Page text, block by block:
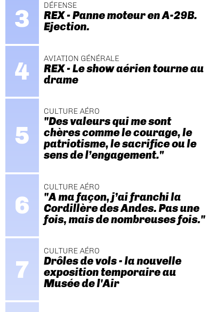
DÉFENSE
REX - Panne moteur en A-29B.
Ejection.
AVIATION GÉNÉRALE
REX - Le show aérien tourne au
drame
CULTURE AÉRO
"Des valeurs qui me sont
chères comme le courage, le
patriotisme, le sacrifice ou le
sens de l’engagement."
CULTURE AÉRO
"A ma façon, j’ai franchi la
Cordillère des Andes. Pas une
fois, mais de nombreuses fois."
CULTURE AÉRO
Drôles de vols - la nouvelle
exposition temporaire au
Musée de l'Air